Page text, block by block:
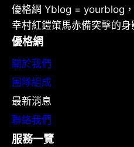
優格網 Yblog = yourblog
幸村紅鎧策馬赤備突擊的
優格網
關於我們
團隊組成
最新消息
聯絡我們
服務一覽